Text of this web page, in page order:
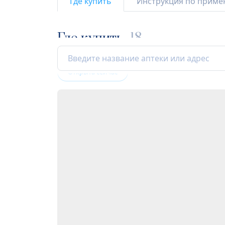
Где купить 18
Открыта сейчас